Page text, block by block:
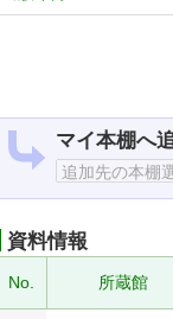
マイ本棚へ
資料情報
No. 所蔵館